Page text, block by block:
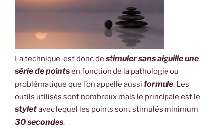
La technique est donc de stimuler sans aiguille une
série de pointsen fonction de la pathologie ou
problématique que l’on appelle aussi formule. Les
outils utilisés sont nombreux mais le principale est le
styletavec lequel les points sont stimulés minimum
30 secondes.